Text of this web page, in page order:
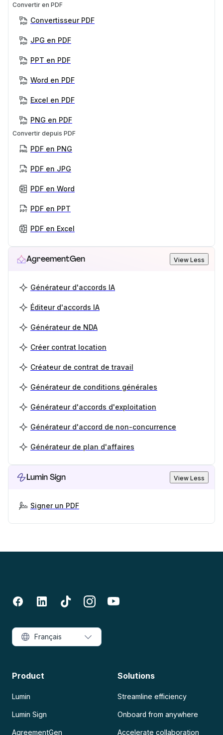
Convertir en PDF
Convertisseur PDF
JPG en PDF
PPT en PDF
Word en PDF
Excel en PDF
PNG en PDF
Convertir depuis PDF
PDF en PNG
PDF en JPG
PDF en Word
PDF en PPT
PDF en Excel
AgreementGen View Less
Générateur d'accords IA
Éditeur d'accords IA
Générateur de NDA
Créer contrat location
Créateur de contrat de travail
Générateur de conditions générales
Générateur d'accords d'exploitation
Générateur d'accord de non-concurrence
Générateur de plan d'affaires
Lumin Sign View Less
Signer un PDF
Product
Lumin
Lumin Sign
AgreementGen
Solutions
Streamline efficiency
Onboard from anywhere
Accelerate collaboration
Français